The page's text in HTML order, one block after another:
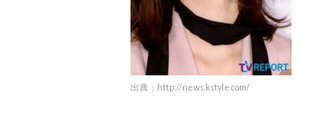
出典：http://news.kstyle.com/